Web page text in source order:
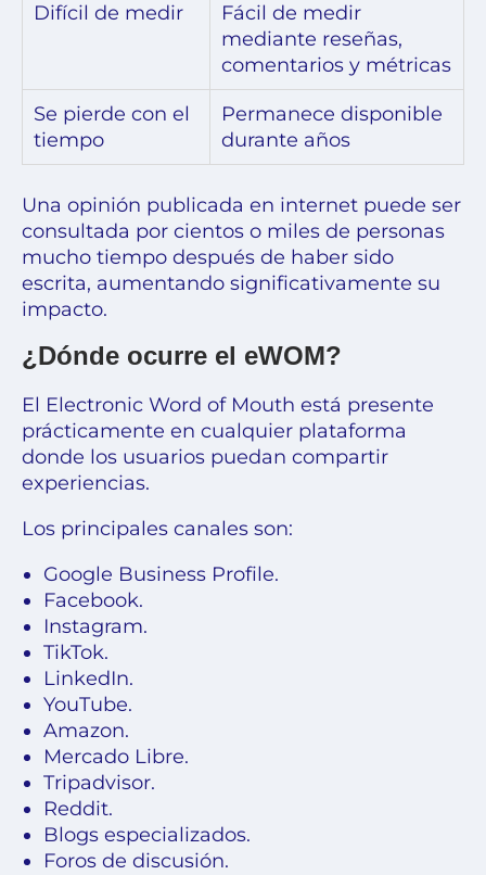
Difícil de medir
Fácil de medir
mediante reseñas,
comentarios y métricas
Se pierde con el
tiempo
Permanece disponible
durante años
Una opinión publicada en internet puede ser
consultada por cientos o miles de personas
mucho tiempo después de haber sido
escrita, aumentando significativamente su
impacto.
¿Dónde ocurre el eWOM?
El Electronic Word of Mouth está presente
prácticamente en cualquier plataforma
donde los usuarios puedan compartir
experiencias.
Los principales canales son:
Google Business Profile.
Facebook.
Instagram.
TikTok.
LinkedIn.
YouTube.
Amazon.
Mercado Libre.
Tripadvisor.
Reddit.
Blogs especializados.
Foros de discusión.